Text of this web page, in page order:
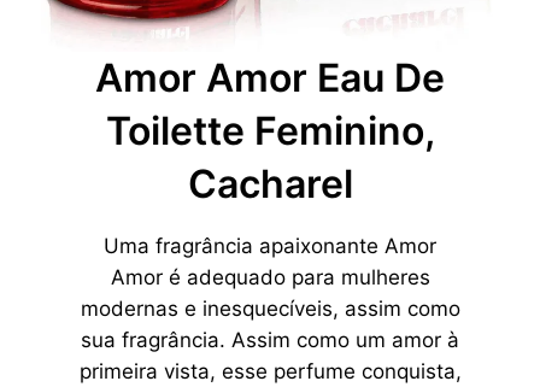
Amor Amor Eau De
Toilette Feminino,
Cacharel
Uma fragrância apaixonante Amor
Amor é adequado para mulheres
modernas e inesquecíveis, assim como
sua fragrância. Assim como um amor à
primeira vista, esse perfume conquista,